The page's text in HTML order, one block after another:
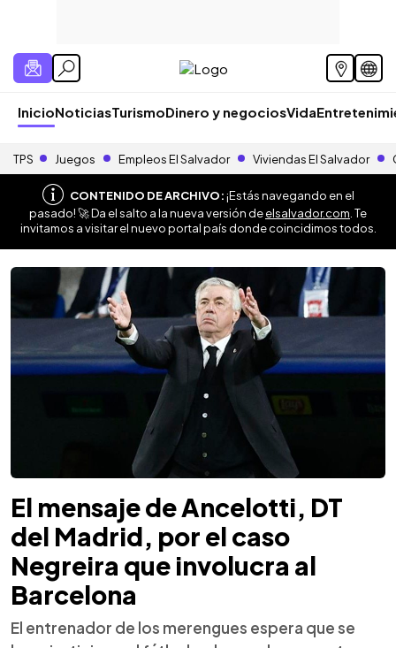
InicioNoticiasTurismoDinero y negociosVida
TPS Juegos Empleos El Salvador Viviendas El Salvador
CONTENIDO DE ARCHIVO:¡Estás navegando en el
pasado! 🚀 Da el salto a la nueva versión deelsalvador.com . Te
invitamos a visitar el nuevo portal país donde coincidimos todos.
El mensaje de Ancelotti, DT
del Madrid, por el caso
Negreira que involucra al
Barcelona
El entrenador de los merengues espera que se